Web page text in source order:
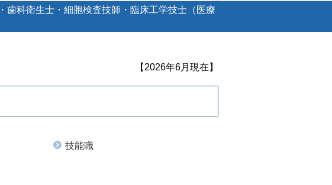
歯科衛生士・細胞検査技師・臨床工学技士（医療
【2026年6月現在】
技能職